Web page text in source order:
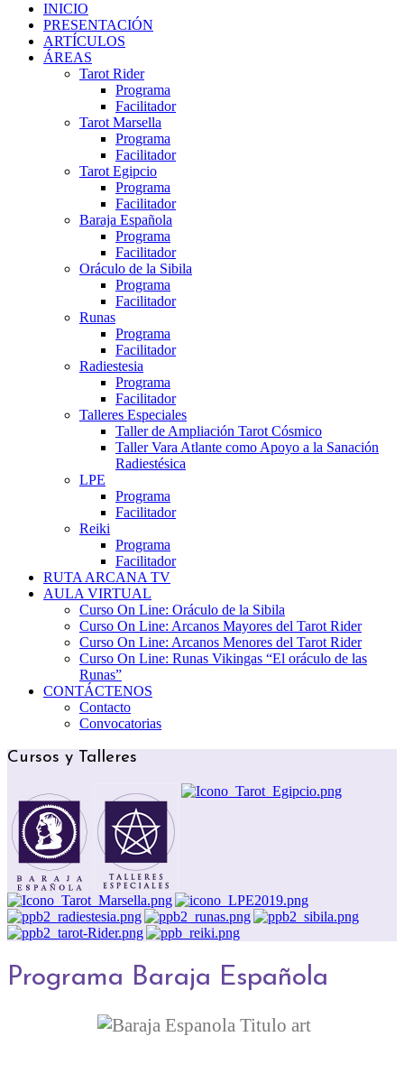
INICIO
PRESENTACIÓN
ARTÍCULOS
ÁREAS
Tarot Rider
Programa
Facilitador
Tarot Marsella
Programa
Facilitador
Tarot Egipcio
Programa
Facilitador
Baraja Española
Programa
Facilitador
Oráculo de la Sibila
Programa
Facilitador
Runas
Programa
Facilitador
Radiestesia
Programa
Facilitador
Talleres Especiales
Taller de Ampliación Tarot Cósmico
Taller Vara Atlante como Apoyo a la Sanación
Radiestésica
LPE
Programa
Facilitador
Reiki
Programa
Facilitador
RUTA ARCANA TV
AULA VIRTUAL
Curso On Line: Oráculo de la Sibila
Curso On Line: Arcanos Mayores del Tarot Rider
Curso On Line: Arcanos Menores del Tarot Rider
Curso On Line: Runas Vikingas “El oráculo de las
Runas”
CONTÁCTENOS
Contacto
Convocatorias
Cursos y Talleres
Programa Baraja Española